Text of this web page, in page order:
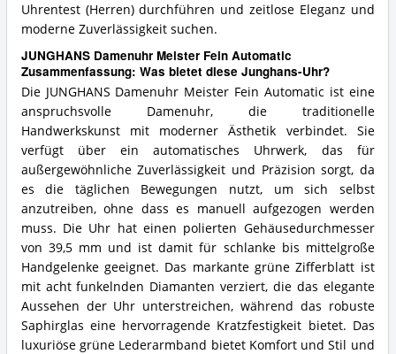
Uhrentest (Herren) durchführen und zeitlose Eleganz und
moderne Zuverlässigkeit suchen.
JUNGHANS Damenuhr Meister Fein Automatic
Zusammenfassung: Was bietet diese Junghans-Uhr?
Die JUNGHANS Damenuhr Meister Fein Automatic ist eine
anspruchsvolle Damenuhr, die traditionelle
Handwerkskunst mit moderner Ästhetik verbindet. Sie
verfügt über ein automatisches Uhrwerk, das für
außergewöhnliche Zuverlässigkeit und Präzision sorgt, da
es die täglichen Bewegungen nutzt, um sich selbst
anzutreiben, ohne dass es manuell aufgezogen werden
muss. Die Uhr hat einen polierten Gehäusedurchmesser
von 39,5 mm und ist damit für schlanke bis mittelgroße
Handgelenke geeignet. Das markante grüne Zifferblatt ist
mit acht funkelnden Diamanten verziert, die das elegante
Aussehen der Uhr unterstreichen, während das robuste
Saphirglas eine hervorragende Kratzfestigkeit bietet. Das
luxuriöse grüne Lederarmband bietet Komfort und Stil und